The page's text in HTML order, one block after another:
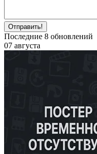
Отправить!
Последние 8 обновлений
07 августа